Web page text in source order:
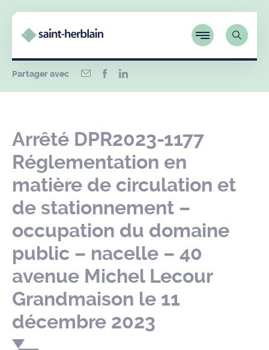
Partager avec
Arrêté DPR2023-1177
Réglementation en
matière de circulation et
de stationnement –
occupation du domaine
public – nacelle – 40
avenue Michel Lecour
Grandmaison le 11
décembre 2023